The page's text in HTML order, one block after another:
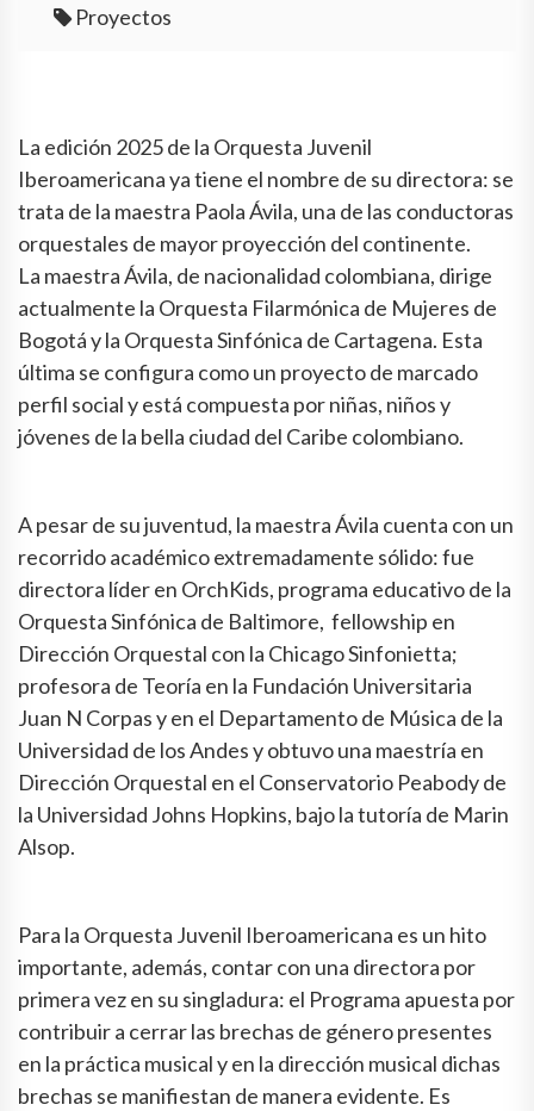
Proyectos
La edición 2025 de la Orquesta Juvenil
Iberoamericana ya tiene el nombre de su directora: se
trata de la maestra Paola Ávila, una de las conductoras
orquestales de mayor proyección del continente.
La maestra Ávila, de nacionalidad colombiana, dirige
actualmente la Orquesta Filarmónica de Mujeres de
Bogotá y la Orquesta Sinfónica de Cartagena. Esta
última se configura como un proyecto de marcado
perfil social y está compuesta por niñas, niños y
jóvenes de la bella ciudad del Caribe colombiano.
A pesar de su juventud, la maestra Ávila cuenta con un
recorrido académico extremadamente sólido: fue
directora líder en OrchKids, programa educativo de la
Orquesta Sinfónica de Baltimore, fellowship en
Dirección Orquestal con la Chicago Sinfonietta;
profesora de Teoría en la Fundación Universitaria
Juan N Corpas y en el Departamento de Música de la
Universidad de los Andes y obtuvo una maestría en
Dirección Orquestal en el Conservatorio Peabody de
la Universidad Johns Hopkins, bajo la tutoría de Marin
Alsop.
Para la Orquesta Juvenil Iberoamericana es un hito
importante, además, contar con una directora por
primera vez en su singladura: el Programa apuesta por
contribuir a cerrar las brechas de género presentes
en la práctica musical y en la dirección musical dichas
brechas se manifiestan de manera evidente. Es